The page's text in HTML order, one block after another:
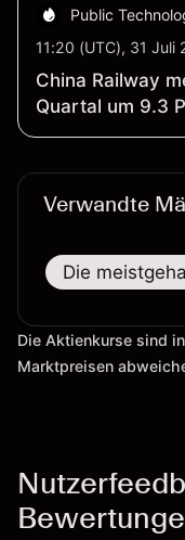
Public
11:20 (UTC), 31 Juli
China Railway
Quartal um 9.3
RMB gesunken
Verwandte
Die
Die Aktienkurse sind
Marktpreisen